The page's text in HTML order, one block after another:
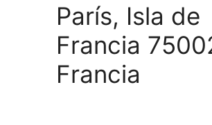
París, Isla de
Francia
Francia